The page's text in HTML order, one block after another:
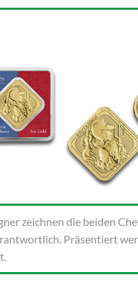
zeichnen die beiden
Präsentiert